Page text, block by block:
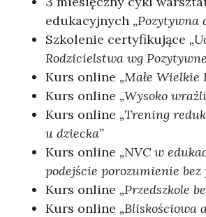
edukacyjnych „Pozytywna
Szkolenie certyfikujące „
Rodzicielstwa wg
Kurs online „Małe Wielkie
Kurs online „Wysoko
Kurs online „Trening
u dziecka”
Kurs online „NVC w
podejście porozumienie bez
Kurs online „Przedszkole
Kurs online „Bliskościowa